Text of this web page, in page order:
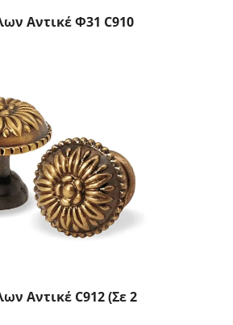
Αντικέ Φ31 C910
Αντικέ C912 (Σε 2